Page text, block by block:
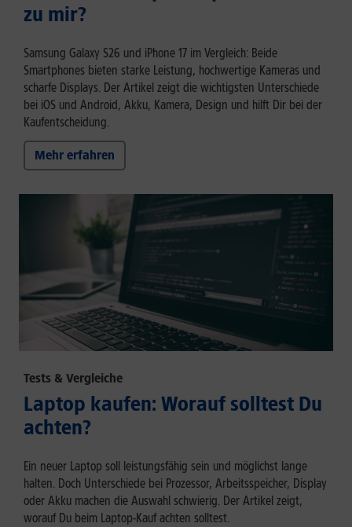
zu mir?
Samsung Galaxy S26 und iPhone 17 im Vergleich: Beide
Smartphones bieten starke Leistung, hochwertige Kameras und
scharfe Displays. Der Artikel zeigt die wichtigsten Unterschiede
bei iOS und Android, Akku, Kamera, Design und hilft Dir bei der
Kaufentscheidung.
Mehr erfahren
Tests & Vergleiche
Laptop kaufen: Worauf solltest Du
achten?
Ein neuer Laptop soll leistungsfähig sein und möglichst lange
halten. Doch Unterschiede bei Prozessor, Arbeitsspeicher, Display
oder Akku machen die Auswahl schwierig. Der Artikel zeigt,
worauf Du beim Laptop-Kauf achten solltest.